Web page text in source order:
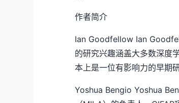
作者简介
Ian Goodfellow Ian
的研究兴趣涵盖大多数深度
本上是一位有影响力的早期
Yoshua Bengio Yoshua